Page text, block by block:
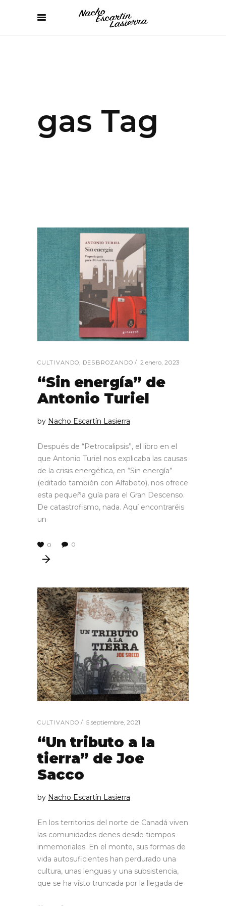
gas Tag
CULTIVANDO DESBROZANDO 2 enero, 2023
“Sin energía” de
Antonio Turiel
by Nacho Escartín Lasierra
Después de “Petrocalipsis”, el libro en el
que Antonio Turiel nos explicaba las causas
de la crisis energética, en “Sin energía”
(editado también con Alfabeto), nos ofrece
esta pequeña guía para el Gran Descenso.
De catastrofismo, nada. Aquí encontraréis
un
0 0
CULTIVANDO 5 septiembre, 2021
“Un tributo a la
tierra” de Joe
Sacco
by Nacho Escartín Lasierra
En los territorios del norte de Canadá viven
las comunidades denes desde tiempos
inmemoriales. En el monte, sus formas de
vida autosuficientes han perdurado una
cultura, unas lenguas y una subsistencia,
que se ha visto truncada por la llegada de